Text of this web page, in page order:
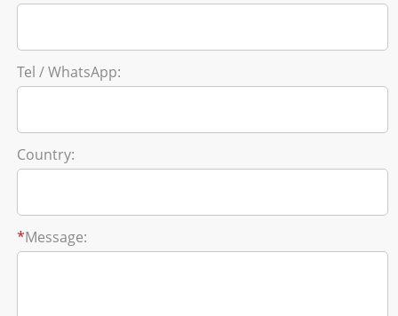
Tel / WhatsApp:
Country:
*Message: